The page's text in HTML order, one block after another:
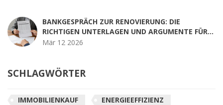
BANKGESPRÄCH ZUR RENOVIERUNG: DIE
RICHTIGEN UNTERLAGEN UND ARGUMENTE FÜR
EINEN KREDIT
Mär 12 2026
SCHLAGWÖRTER
IMMOBILIENKAUF
ENERGIEEFFIZIENZ